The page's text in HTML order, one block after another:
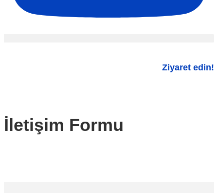
Ziyaret edin!
İletişim Formu